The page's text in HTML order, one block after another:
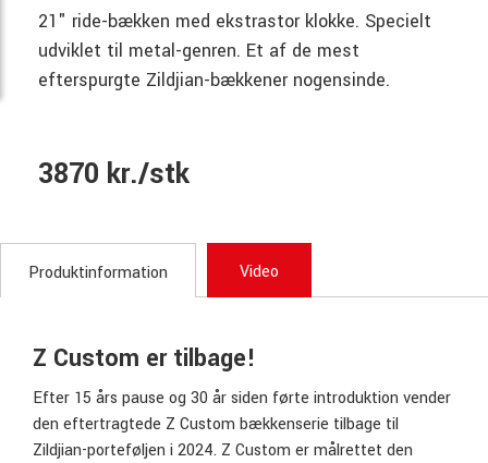
21" ride-bækken med ekstrastor klokke. Specielt
udviklet til metal-genren. Et af de mest
efterspurgte Zildjian-bækkener nogensinde.
3870 kr./stk
Produktinformation Video
Z Custom er tilbage!
Efter 15 års pause og 30 år siden førte introduktion vender
den eftertragtede Z Custom bækkenserie tilbage til
Zildjian-porteføljen i 2024. Z Custom er målrettet den